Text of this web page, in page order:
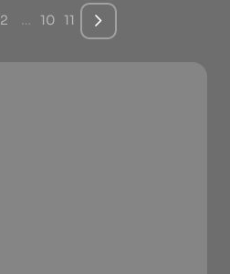
2 … 10 11